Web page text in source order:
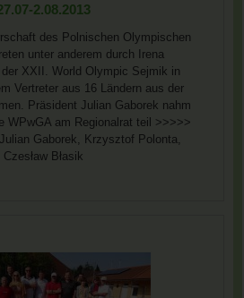
2.08.2013
des Polnischen Olympischen
unter anderem durch Irena
XXII. World Olympic Sejmik in
Vertreter aus 16 Ländern aus der
Präsident Julian Gaborek nahm
WPwGA am Regionalrat teil >>>>>
Gaborek, Krzysztof Polonta,
Czesław Błasik